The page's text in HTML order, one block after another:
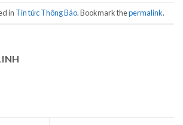
in Tin tức Thông Báo. Bookmark thepermalink.